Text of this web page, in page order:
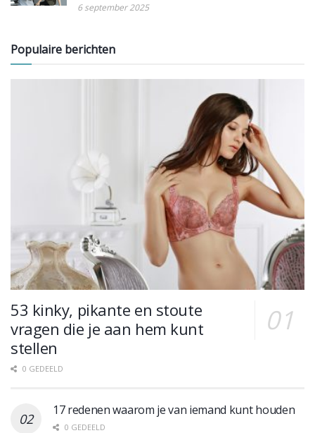
6 september 2025
Populaire berichten
53 kinky, pikante en stoute
vragen die je aan hem kunt
stellen
0 GEDEELD
17 redenen waarom je van iemand kunt houden
0 GEDEELD